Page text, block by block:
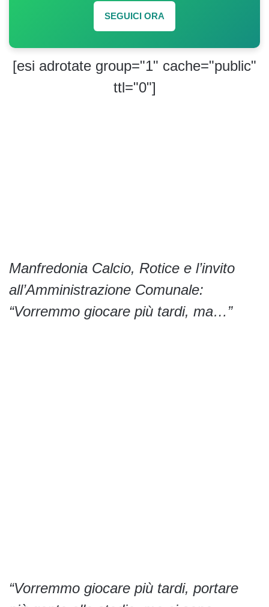
SEGUICI ORA
[esi adrotate group="1" cache="public"
ttl="0"]
Manfredonia Calcio, Rotice e l’invito
all’Amministrazione Comunale:
“Vorremmo giocare più tardi, ma…”
“Vorremmo giocare più tardi, portare